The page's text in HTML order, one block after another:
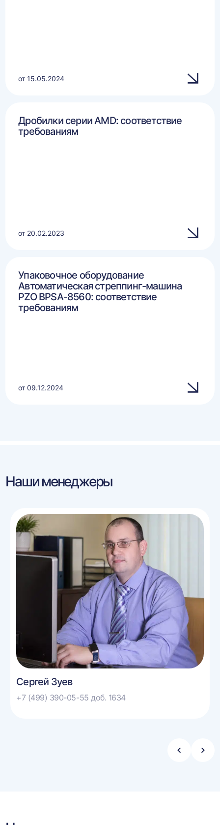
от 15.05.2024
Дробилки серии AMD: соответствие
требованиям
от 20.02.2023
Упаковочное оборудование
Автоматическая стреппинг-машина
PZO BPSA-8560: соответствие
требованиям
от 09.12.2024
Наши менеджеры
Сергей Зуев
+7 (499) 390-05-55 доб. 1634
Стрелка